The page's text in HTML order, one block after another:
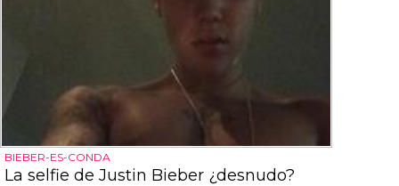
BIEBER-ES-CONDA
La selfie de Justin Bieber ¿desnudo?